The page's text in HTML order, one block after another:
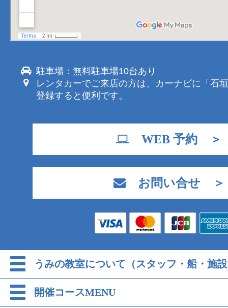
駐車場：無料駐車場10台あり
レンタカーでご来店の方は、カーナビに「石
登録すると便利です。
WEB 予約 ＞
お問い合せ ＞
うみの教室について（スタッフ・船・施
開催コースMENU